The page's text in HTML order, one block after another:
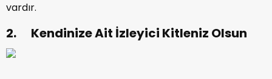
vardır.
2. Kendinize Ait İzleyici Kitleniz Olsun